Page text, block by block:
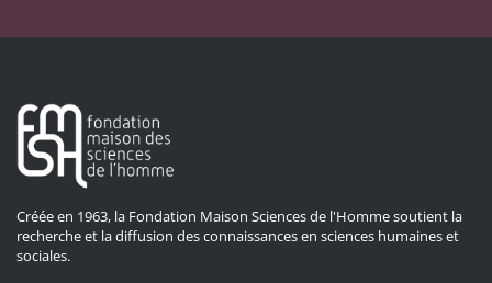
Créée en 1963, la Fondation Maison Sciences de l'Homme soutient la
recherche et la diffusion des connaissances en sciences humaines et
sociales.